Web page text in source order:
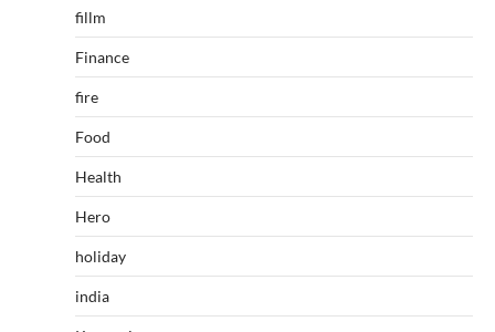
fillm
Finance
fire
Food
Health
Hero
holiday
india